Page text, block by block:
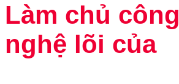
Làm chủ công
nghệ lõi của